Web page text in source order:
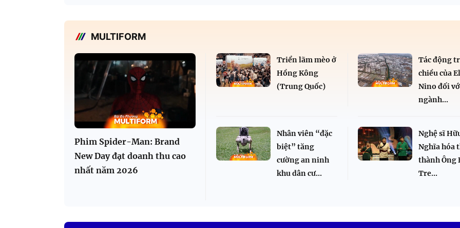
MULTIFORM
Phim Spider-Man: Brand
New Day đạt doanh thu cao
nhất năm 2026
Triển lãm mèo ở
Hồng Kông
(Trung Quốc)
Tác động
chiều của El
Nino đối
ngành...
Nhân viên “đặc
biệt” tăng
cường an ninh
khu dân cư...
Nghệ sĩ
Nghĩa hóa
thành Ông
Tre...